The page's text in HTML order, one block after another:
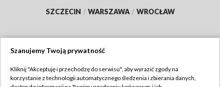
SZCZECIN / WARSZAWA / WROCŁAW
TVP
Szanujemy Twoją prywatność
Kliknij "Akceptuję i przechodzę do serwisu", aby wyrazić zgody na
korzystanie z technologii automatycznego śledzenia i zbierania danych,